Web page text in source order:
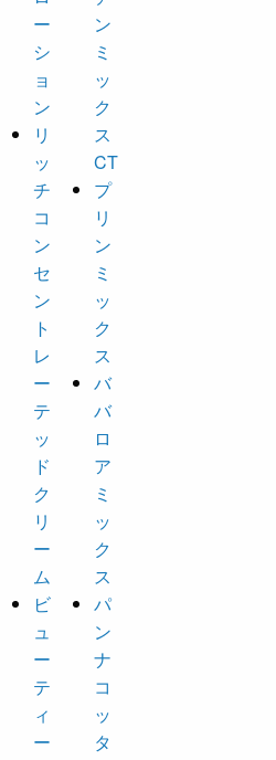
ー
シ
ョ
ン
リ
ッ
チ
コ
ン
セ
ン
ト
レ
ー
テ
ッ
ド
ク
リ
ー
ム
ビ
ュ
ー
テ
ィ
ー
ン
ミ
ッ
ク
ス
CT
プ
リ
ン
ミ
ッ
ク
ス
バ
バ
ロ
ア
ミ
ッ
ク
ス
パ
ン
ナ
コ
ッ
タ